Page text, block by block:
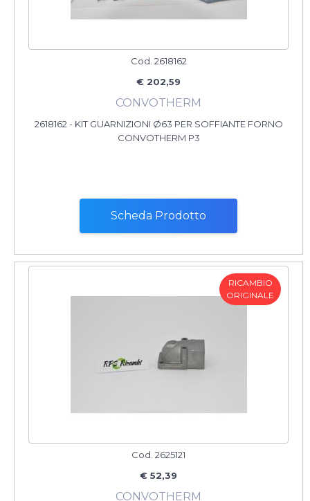
Cod. 2618162
€ 202,59
CONVOTHERM
2618162 - KIT GUARNIZIONI Ø63 PER SOFFIANTE FORNO
CONVOTHERM P3
Scheda Prodotto
RICAMBIO
ORIGINALE
Cod. 2625121
€ 52,39
CONVOTHERM